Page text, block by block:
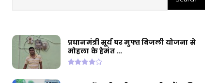
प्रधानमंत्री सूर्य घर मुफ्त बिजली योजना से
मोहला के हेमंत ...